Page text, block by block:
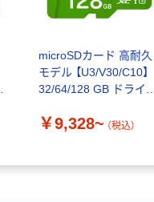
microSDカード 高耐久
モデル 【U3/V30/C10】
32/64/128 GB ドライブ
￥9,328~ （税込）